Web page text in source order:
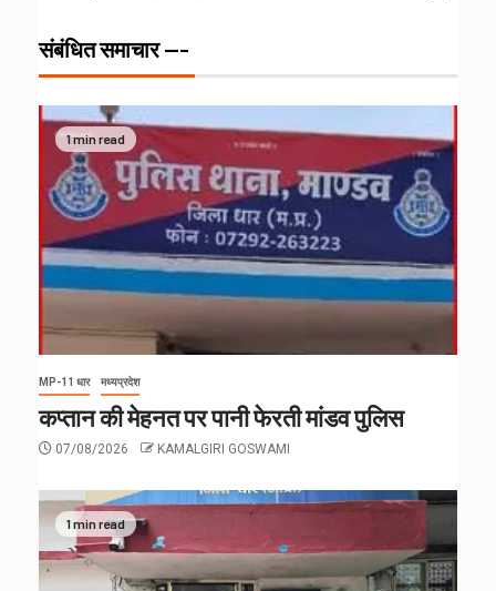
संबंधित समाचार ---
1 min read
MP-11 धार मध्यप्रदेश
कप्तान की मेहनत पर पानी फेरती मांडव पुलिस
07/08/2026 KAMALGIRI GOSWAMI
1 min read